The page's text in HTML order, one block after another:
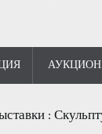
АУКЦИОН
: